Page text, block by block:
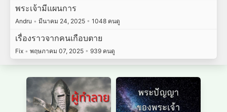
พระเจ้ามีแผนการ
Andru • มีนาคม 24, 2025 • 1048 คนดู
เรื่องราวจากคนเกือบตาย
Fix • พฤษภาคม 07, 2025 • 939 คนดู